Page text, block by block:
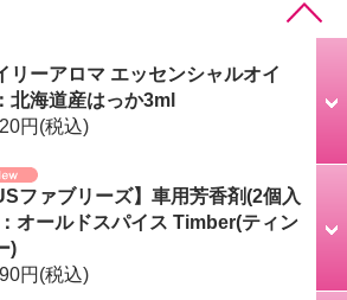
リーアロマ エッセンシャルオイ
北海道産はっか3ml
円(税込)
ファブリーズ】車用芳香剤(2個入
オールドスパイス Timber(ティン
)
円(税込)